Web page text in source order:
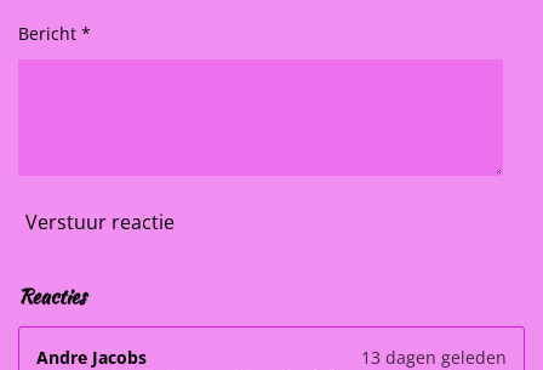
Bericht *
Verstuur reactie
Reacties
Andre Jacobs
13 dagen geleden